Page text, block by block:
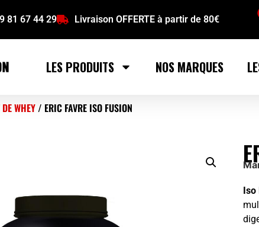
81 67 44 29 Livraison OFFERTE à partir de 80€
LES PRODUITS NOS MARQUES
WHEY/ ERIC FAVRE ISO FUSION
Iso